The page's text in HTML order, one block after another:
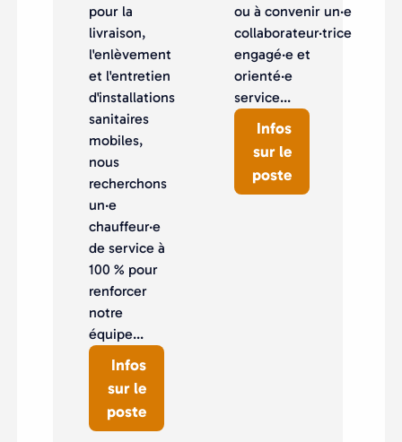
pour la
livraison,
l'enlèvement
et l'entretien
d'installations
sanitaires
mobiles,
nous
recherchons
un·e
chauffeur·e
de service à
100 % pour
renforcer
notre
équipe...
Infos
sur le
poste
ou à convenir un·e
collaborateur·trice
engagé·e et
orienté·e
service...
Infos
sur le
poste